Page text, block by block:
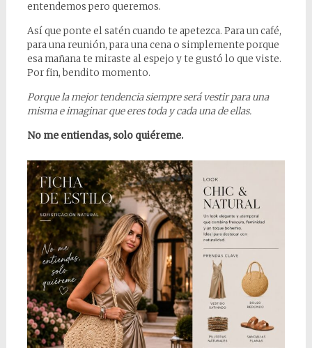
entendemos pero queremos.
Así que ponte el satén cuando te apetezca. Para un café,
para una reunión, para una cena o simplemente porque
esa mañana te miraste al espejo y te gustó lo que viste.
Por fin, bendito momento.
Porque la mejor tendencia siempre será vestir para una
misma e imaginar que eres toda y cada una de ellas.
No me entiendas, solo quiéreme.